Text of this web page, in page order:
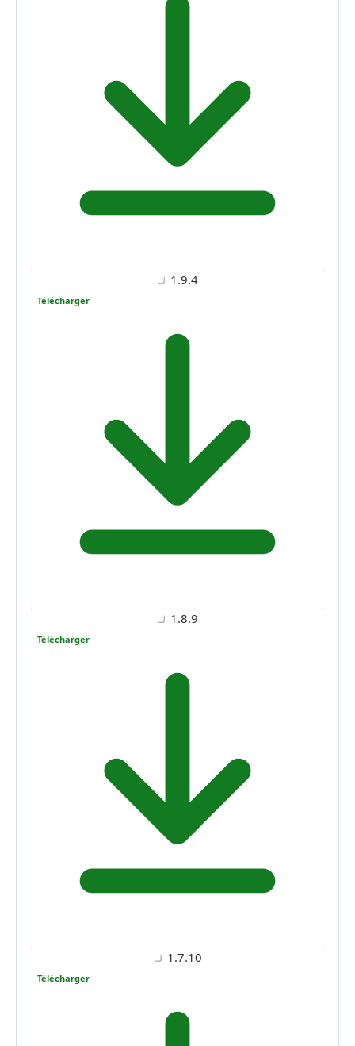
1.9.4
Télécharger
1.8.9
Télécharger
1.7.10
Télécharger